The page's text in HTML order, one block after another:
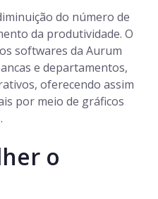
do número de
da produtividade. O
softwares da Aurum
e departamentos,
oferecendo assim
por meio de gráficos
o